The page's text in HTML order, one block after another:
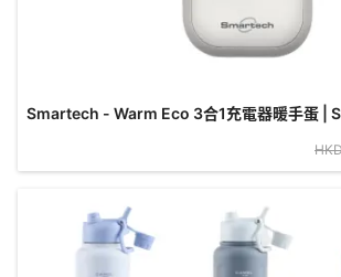
Smartech - Warm Eco 3合1充電器暖手蛋 |